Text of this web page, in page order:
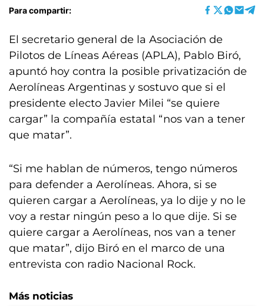
Para compartir:
El secretario general de la Asociación de
Pilotos de Líneas Aéreas (APLA), Pablo Biró,
apuntó hoy contra la posible privatización de
Aerolíneas Argentinas y sostuvo que si el
presidente electo Javier Milei “se quiere
cargar” la compañía estatal “nos van a tener
que matar”.
“Si me hablan de números, tengo números
para defender a Aerolíneas. Ahora, si se
quieren cargar a Aerolíneas, ya lo dije y no le
voy a restar ningún peso a lo que dije. Si se
quiere cargar a Aerolíneas, nos van a tener
que matar”, dijo Biró en el marco de una
entrevista con radio Nacional Rock.
Más noticias